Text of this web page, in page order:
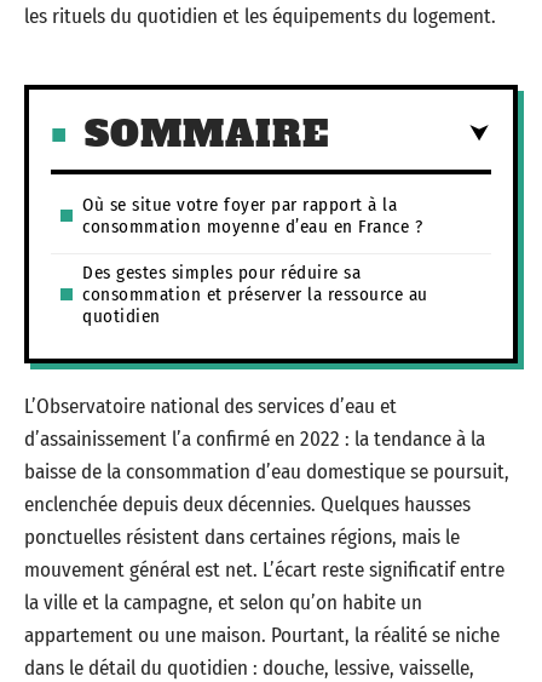
les rituels du quotidien et les équipements du logement.
SOMMAIRE
Où se situe votre foyer par rapport à la
consommation moyenne d’eau en France ?
Des gestes simples pour réduire sa
consommation et préserver la ressource au
quotidien
L’Observatoire national des services d’eau et
d’assainissement l’a confirmé en 2022 : la tendance à la
baisse de la consommation d’eau domestique se poursuit,
enclenchée depuis deux décennies. Quelques hausses
ponctuelles résistent dans certaines régions, mais le
mouvement général est net. L’écart reste significatif entre
la ville et la campagne, et selon qu’on habite un
appartement ou une maison. Pourtant, la réalité se niche
dans le détail du quotidien : douche, lessive, vaisselle,